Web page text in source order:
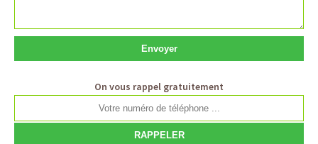
On vous rappel gratuitement